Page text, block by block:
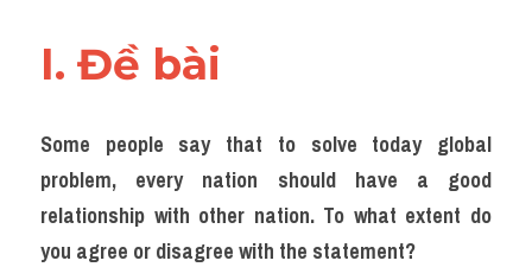
Cam
Environment
Đề thi thật Task 1
Process
I. Đề bài
Some people say that to solve today global
problem, every nation should have a good
relationship with other nation. To what extent do
you agree or disagree with the statement?